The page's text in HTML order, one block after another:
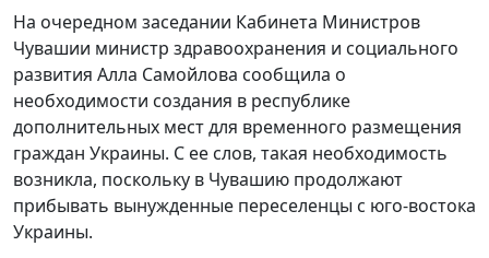
На очередном заседании Кабинета Министров
Чувашии министр здравоохранения и социального
развития Алла Самойлова сообщила о
необходимости создания в республике
дополнительных мест для временного размещения
граждан Украины. С ее слов, такая необходимость
возникла, поскольку в Чувашию продолжают
прибывать вынужденные переселенцы с юго-востока
Украины.